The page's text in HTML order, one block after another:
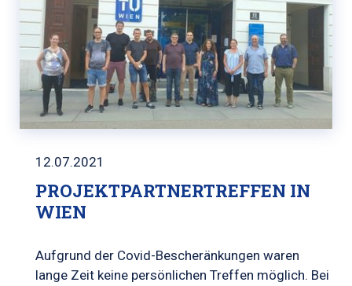
12.07.2021
PROJEKTPARTNERTREFFEN IN
WIEN
Aufgrund der Covid-Bescheränkungen waren
lange Zeit keine persönlichen Treffen möglich. Bei